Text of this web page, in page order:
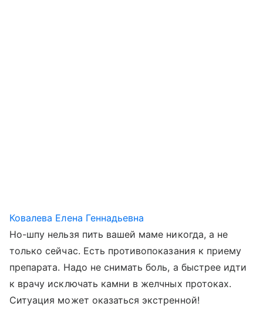
Ковалева Елена Геннадьевна
Но-шпу нельзя пить вашей маме никогда, а не
только сейчас. Есть противопоказания к приему
препарата. Надо не снимать боль, а быстрее идти
к врачу исключать камни в желчных протоках.
Ситуация может оказаться экстренной!